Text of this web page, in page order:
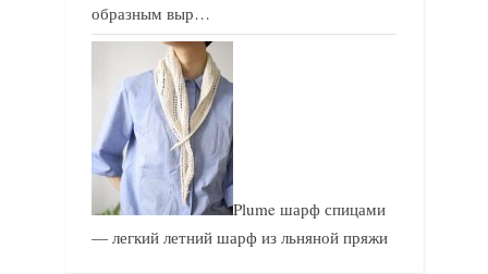
образным выр…
Plume шарф спицами
— легкий летний шарф из льняной пряжи